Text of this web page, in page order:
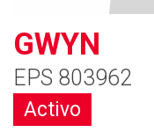
GWYN
EPS 803962
Activo